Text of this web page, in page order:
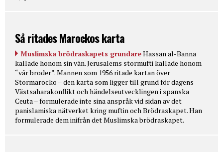
Så ritades Marockos karta
Muslimska brödraskapets grundareHassan al-Banna
kallade honom sin vän. Jerusalems stormufti kallade honom
“vår broder”. Mannen som 1956 ritade kartan över
Stormarocko – den karta som ligger till grund för dagens
Västsaharakonflikt och händelseutvecklingen i spanska
Ceuta – formulerade inte sina anspråk vid sidan av det
panislamiska nätverket kring muftin och Brödraskapet. Han
formulerade dem inifrån det Muslimska brödraskapet.